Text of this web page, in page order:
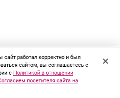
работал корректно и был
сайтом, вы соглашаетесь с
с Политикой в отношении
посетителя сайта на
×